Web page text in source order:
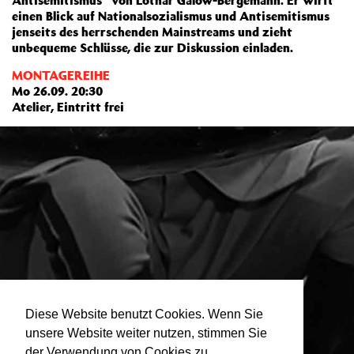
Diese Website benutzt Cookies. Wenn Sie
unsere Website weiter nutzen, stimmen Sie
einen Blick auf Nationalsozialismus und Antisemitismus
jenseits des herrschenden Mainstreams und zieht
unbequeme Schlüsse, die zur Diskussion einladen.
MONTAGEREIHE
Mo 26.09. 20:30
Atelier, Eintritt frei